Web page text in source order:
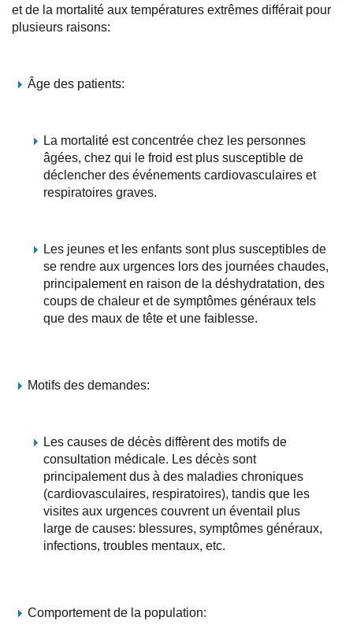
et de la mortalité aux températures extrêmes différait pour
plusieurs raisons:
Âge des patients:
La mortalité est concentrée chez les personnes
âgées, chez qui le froid est plus susceptible de
déclencher des événements cardiovasculaires et
respiratoires graves.
Les jeunes et les enfants sont plus susceptibles de
se rendre aux urgences lors des journées chaudes,
principalement en raison de la déshydratation, des
coups de chaleur et de symptômes généraux tels
que des maux de tête et une faiblesse.
Motifs des demandes:
Les causes de décès diffèrent des motifs de
consultation médicale. Les décès sont
principalement dus à des maladies chroniques
(cardiovasculaires, respiratoires), tandis que les
visites aux urgences couvrent un éventail plus
large de causes: blessures, symptômes généraux,
infections, troubles mentaux, etc.
Comportement de la population: